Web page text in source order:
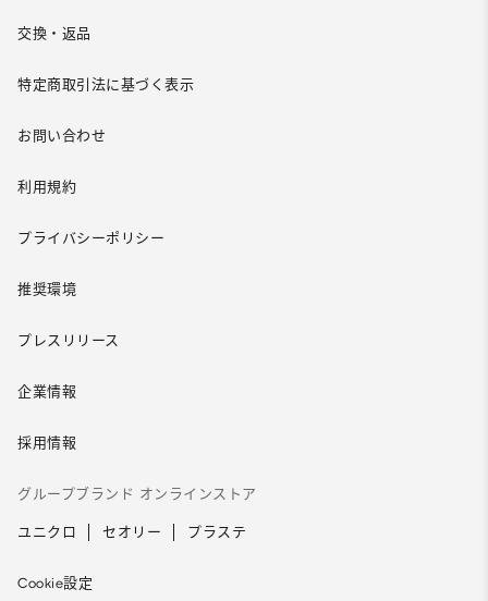
交換・返品
特定商取引法に基づく表示
お問い合わせ
利用規約
プライバシーポリシー
推奨環境
プレスリリース
企業情報
採用情報
グループブランド オンラインストア
ユニクロ セオリー プラステ
Cookie設定